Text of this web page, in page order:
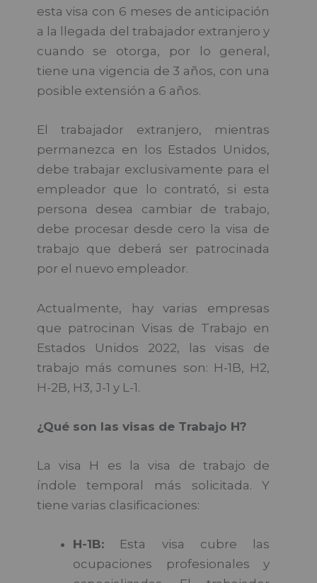
esta visa con 6 meses de anticipación
a la llegada del trabajador extranjero y
cuando se otorga, por lo general,
tiene una vigencia de 3 años, con una
posible extensión a 6 años.
El trabajador extranjero, mientras
permanezca en los Estados Unidos,
debe trabajar exclusivamente para el
empleador que lo contrató, si esta
persona desea cambiar de trabajo,
debe procesar desde cero la visa de
trabajo que deberá ser patrocinada
por el nuevo empleador.
Actualmente, hay varias empresas
que patrocinan Visas de Trabajo en
Estados Unidos 2022, las visas de
trabajo más comunes son: H-1B, H2,
H-2B, H3, J-1 y L-1.
¿Qué son las visas de Trabajo H?
La visa H es la visa de trabajo de
índole temporal más solicitada. Y
tiene varias clasificaciones:
H-1B:Esta visa cubre las
ocupaciones profesionales y